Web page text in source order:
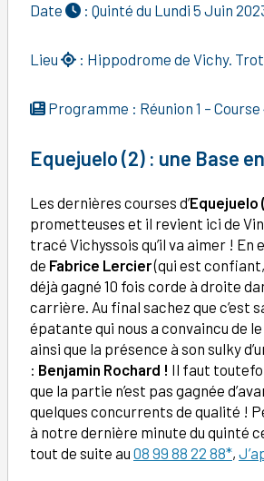
Date : Quinté du Lundi 5 Juin
Lieu : Hippodrome de Vichy.
Programme : Réunion 1 – Course
Equejuelo (2) : une Base
Les dernières courses d’Equejuelo
prometteuses et il revient ici de
tracé Vichyssois qu’il va aimer !
de Fabrice Lercier(qui est
déjà gagné 10 fois corde à droite
carrière. Au final sachez que c’est
épatante qui nous a convaincu de
ainsi que la présence à son sulky
: Benjamin Rochard ! Il faut
que la partie n’est pas gagnée
quelques concurrents de qualité !
à notre dernière minute du quinté
tout de suite au 08 99 88 22 88*,